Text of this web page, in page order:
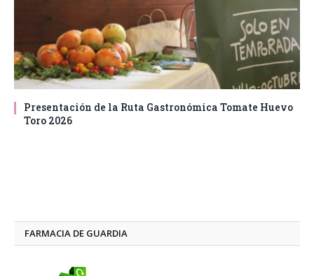
Presentación de la Ruta Gastronómica Tomate Huevo
Toro 2026
FARMACIA DE GUARDIA